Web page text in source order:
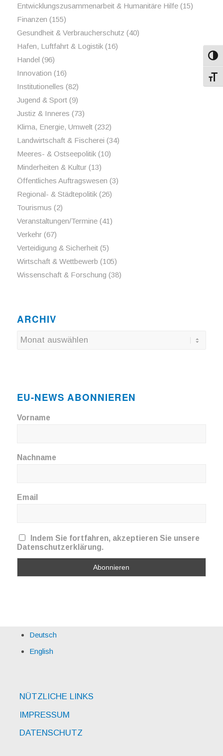
Entwicklungszusammenarbeit & Humanitäre Hilfe(15)
Finanzen (155)
Gesundheit & Verbraucherschutz (40)
Hafen, Luftfahrt & Logistik(16)
Handel (96)
Innovation (16)
Institutionelles (82)
Jugend & Sport(9)
Justiz & Inneres (73)
Klima, Energie, Umwelt(232)
Landwirtschaft & Fischerei (34)
Meeres- & Ostseepolitik(10)
Minderheiten & Kultur(13)
Öffentliches Auftragswesen (3)
Regional- & Städtepolitik(26)
Tourismus (2)
Veranstaltungen/Termine(41)
Verkehr(67)
Verteidigung & Sicherheit(5)
Wirtschaft & Wettbewerb (105)
Wissenschaft & Forschung (38)
ARCHIV
EU-NEWS ABONNIEREN
Vorname
Nachname
Email
Indem Sie fortfahren, akzeptieren Sie unsere
Datenschutzerklärung.
Deutsch
English
NÜTZLICHE LINKS
IMPRESSUM
DATENSCHUTZ